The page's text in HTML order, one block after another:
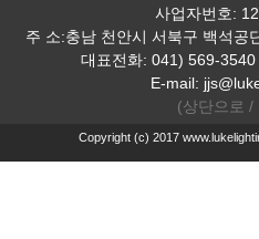
사업자번호:
주 소:충남 천안시 서북구 백석공
대표전화: 041) 569-
E-mail:
(상단으로 /
Copyright (c) 2017